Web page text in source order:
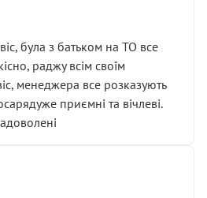
була з батьком на ТО все
раджу всім своїм
менеджера все розказують
приємні та вічлеві.